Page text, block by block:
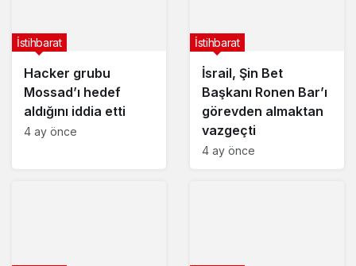
Hacker grubu
Mossad’ı hedef
aldığını iddia etti
İstihbarat
4 ay önce
İsrail, Şin Bet
Başkanı Ronen Bar’ı
görevden almaktan
vazgeçti
İstihbarat
4 ay önce